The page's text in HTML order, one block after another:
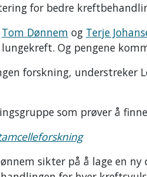
for bedre
Tom Dønnem og Terje
Og pengene
forskning,
som prøver å
sikter på å lage en